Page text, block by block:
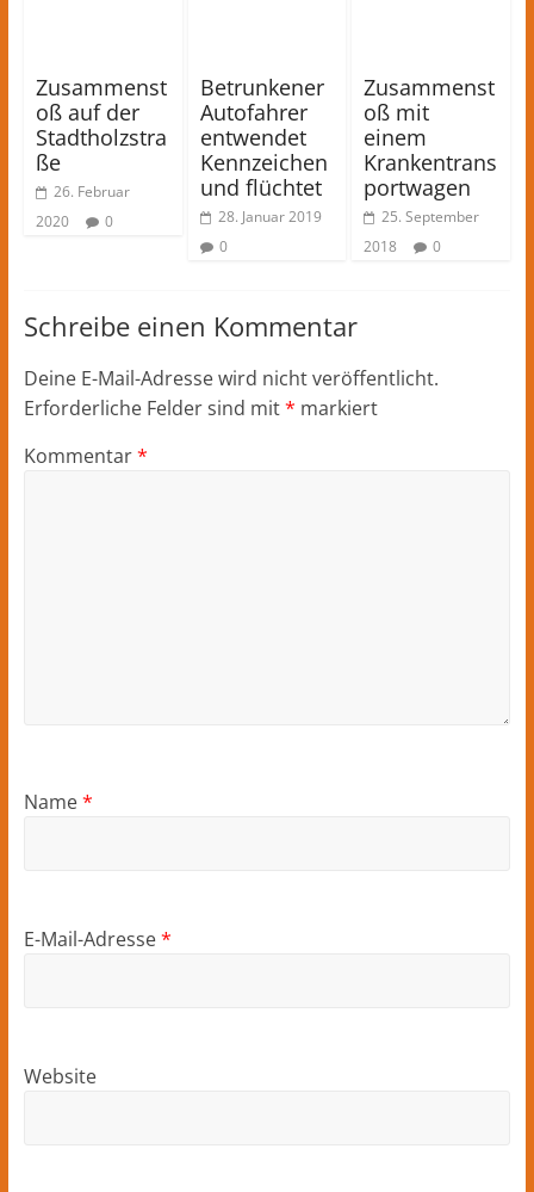
Zusammenst
oß auf der
Stadtholzstra
ße
26. Februar
2020
0
Betrunkener
Autofahrer
entwendet
Kennzeichen
und flüchtet
28. Januar 2019
0
Zusammenst
oß mit
einem
Krankentrans
portwagen
25. September
2018
0
Schreibe einen Kommentar
Deine E-Mail-Adresse wird nicht veröffentlicht.
Erforderliche Felder sind mit* markiert
Kommentar*
Name*
E-Mail-Adresse*
Website